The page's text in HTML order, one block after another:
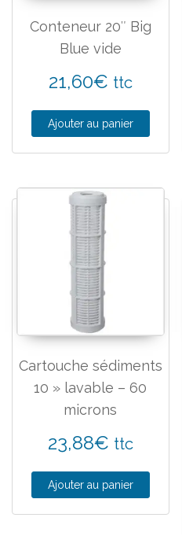
Conteneur 20″ Big
Blue vide
21,60€ ttc
Ajouter au panier
Cartouche sédiments
10 » lavable – 60
microns
23,88€ ttc
Ajouter au panier